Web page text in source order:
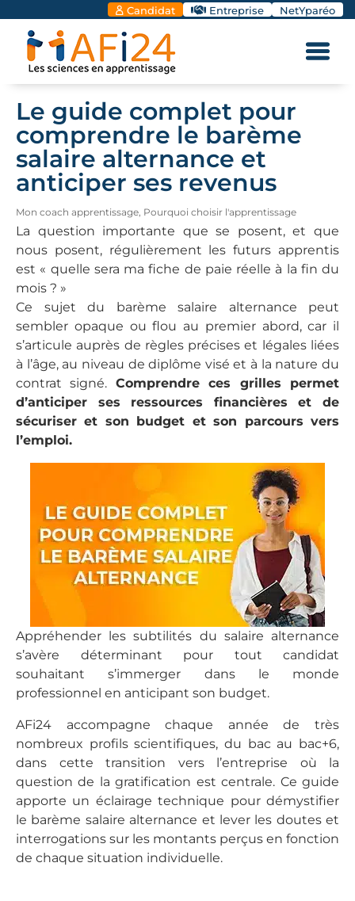
Candidat Entreprise NetYparéo
Le guide complet pour
comprendre le barème
salaire alternance et
anticiper ses revenus
Mon coach apprentissage, Pourquoi choisir l'apprentissage
La question importante que se posent, et que
nous posent, régulièrement les futurs apprentis
est « quelle sera ma fiche de paie réelle à la fin du
mois ? »
Ce sujet du barème salaire alternance peut
sembler opaque ou flou au premier abord, car il
s’articule auprès de règles précises et légales liées
à l’âge, au niveau de diplôme visé et à la nature du
contrat signé. Comprendre ces grilles permet
d’anticiper ses ressources financières et de
sécuriser et son budget et son parcours vers
l’emploi.
Appréhender les subtilités du salaire alternance
s’avère déterminant pour tout candidat
souhaitant s’immerger dans le monde
professionnel en anticipant son budget.
AFi24 accompagne chaque année de très
nombreux profils scientifiques, du bac au bac+6,
dans cette transition vers l’entreprise où la
question de la gratification est centrale. Ce guide
apporte un éclairage technique pour démystifier
le barème salaire alternance et lever les doutes et
interrogations sur les montants perçus en fonction
de chaque situation individuelle.